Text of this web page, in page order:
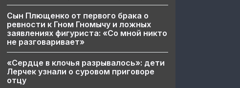
Сын Плющенко от первого брака о
ревности к Гном Гномычу и ложных
заявлениях фигуриста: «Со мной никто
не разговаривает»
«Сердце в клочья разрывалось»: дети
Лерчек узнали о суровом приговоре
отцу